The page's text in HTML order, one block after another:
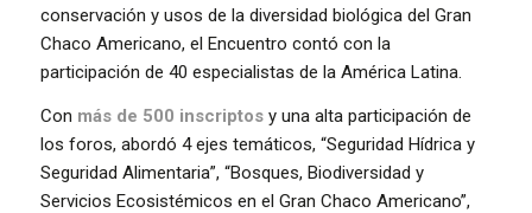
conservación y usos de la diversidad biológica del Gran
Chaco Americano, el Encuentro contó con la
participación de 40 especialistas de la América Latina.
Con más de 500 inscriptosy una alta participación de
los foros, abordó 4 ejes temáticos, “Seguridad Hídrica y
Seguridad Alimentaria”, “Bosques, Biodiversidad y
Servicios Ecosistémicos en el Gran Chaco Americano”,